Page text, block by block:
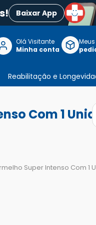
Baixar App
Olá Visitante
Minha conta
Meus
Reabilitação e
Com 1
Super Intenso Com 1